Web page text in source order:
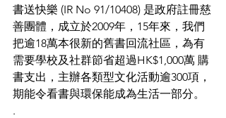
書送快樂 (IR No 91/10408) 是政府註冊慈
善團體，成立於2009年，15年來，我們
把逾18萬本很新的舊書回流社區，為有
需要學校及社群節省超過HK$1,000萬 購
書支出，主辦各類型文化活動逾300項，
期能令看書與環保能成為生活一部分。
.